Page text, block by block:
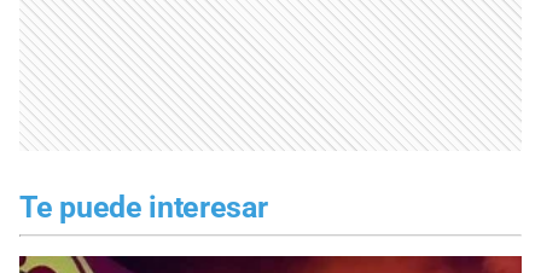
Te puede interesar